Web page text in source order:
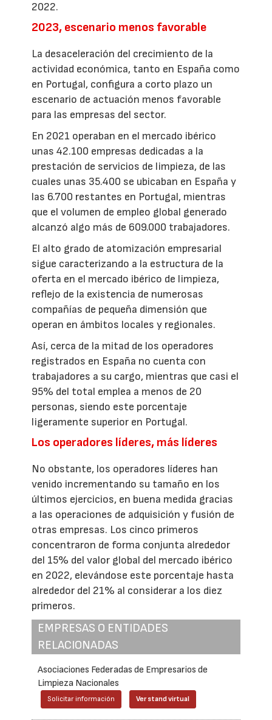
2022.
2023, escenario menos favorable
La desaceleración del crecimiento de la
actividad económica, tanto en España como
en Portugal, configura a corto plazo un
escenario de actuación menos favorable
para las empresas del sector.
En 2021 operaban en el mercado ibérico
unas 42.100 empresas dedicadas a la
prestación de servicios de limpieza, de las
cuales unas 35.400 se ubicaban en España y
las 6.700 restantes en Portugal, mientras
que el volumen de empleo global generado
alcanzó algo más de 609.000 trabajadores.
El alto grado de atomización empresarial
sigue caracterizando a la estructura de la
oferta en el mercado ibérico de limpieza,
reflejo de la existencia de numerosas
compañías de pequeña dimensión que
operan en ámbitos locales y regionales.
Así, cerca de la mitad de los operadores
registrados en España no cuenta con
trabajadores a su cargo, mientras que casi el
95% del total emplea a menos de 20
personas, siendo este porcentaje
ligeramente superior en Portugal.
Los operadores líderes, más líderes
No obstante, los operadores líderes han
venido incrementando su tamaño en los
últimos ejercicios, en buena medida gracias
a las operaciones de adquisición y fusión de
otras empresas. Los cinco primeros
concentraron de forma conjunta alrededor
del 15% del valor global del mercado ibérico
en 2022, elevándose este porcentaje hasta
alrededor del 21% al considerar a los diez
primeros.
EMPRESAS O ENTIDADES
RELACIONADAS
Asociaciones Federadas de Empresarios de
Limpieza Nacionales
Solicitar información Ver stand virtual